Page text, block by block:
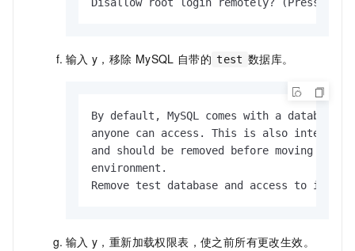
Disallow root login remotely? (Press
输入 y，移除 MySQL 自带的 test 数据库。
By default, MySQL comes with a database
anyone can access. This is also
and should be removed before moving into
environment.
Remove test database and access to it?
输入 y，重新加载权限表，使之前所有更改生效。